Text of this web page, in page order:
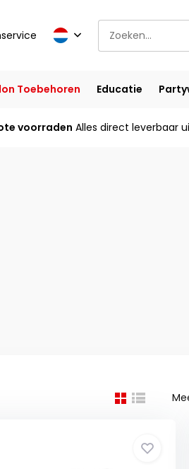
Toebehoren Educatie
voorraden Alles direct leverbaar